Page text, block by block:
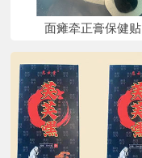
面瘫牵正膏保健贴